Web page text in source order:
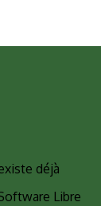
déjà
Libre